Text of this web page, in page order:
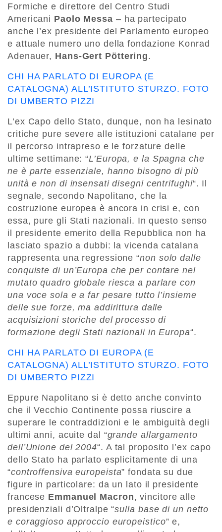
Formiche e direttore del Centro Studi
Americani Paolo Messa – ha partecipato
anche l’ex presidente del Parlamento europeo
e attuale numero uno della fondazione Konrad
Adenauer, Hans-Gert Pöttering.
CHI HA PARLATO DI EUROPA (E
CATALOGNA) ALL’ISTITUTO STURZO. FOTO
DI UMBERTO PIZZI
L’ex Capo dello Stato, dunque, non ha lesinato
critiche pure severe alle istituzioni catalane per
il percorso intrapreso e le forzature delle
ultime settimane: “L’Europa, e la Spagna che
ne è parte essenziale, hanno bisogno di più
unità e non di insensati disegni centrifughi“. Il
segnale, secondo Napolitano, che la
costruzione europea è ancora in crisi e, con
essa, pure gli Stati nazionali. In questo senso
il presidente emerito della Repubblica non ha
lasciato spazio a dubbi: la vicenda catalana
rappresenta una regressione “non solo dalle
conquiste di un’Europa che per contare nel
mutato quadro globale riesca a parlare con
una voce sola e a far pesare tutto l’insieme
delle sue forze, ma addirittura dalle
acquisizioni storiche del processo di
formazione degli Stati nazionali in Europa“.
CHI HA PARLATO DI EUROPA (E
CATALOGNA) ALL’ISTITUTO STURZO. FOTO
DI UMBERTO PIZZI
Eppure Napolitano si è detto anche convinto
che il Vecchio Continente possa riuscire a
superare le contraddizioni e le ambiguità degli
ultimi anni, acuite dal “grande allargamento
dell’Unione del 2004“. A tal proposito l’ex capo
dello Stato ha parlato esplicitamente di una
“controffensiva europeista” fondata su due
figure in particolare: da un lato il presidente
francese Emmanuel Macron, vincitore alle
presidenziali d’Oltralpe “sulla base di un netto
e coraggioso approccio europeistico” e,